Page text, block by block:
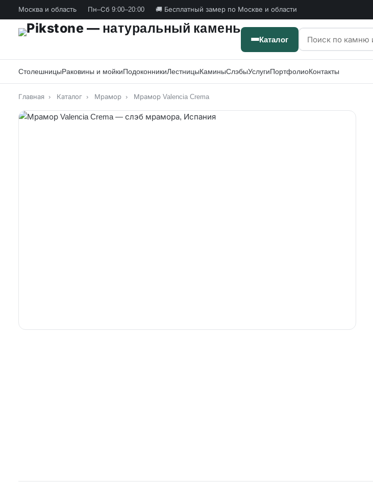
Москва и область Пн–Сб 9:00–20:00 🚚 Бесплатный замер по Москве и области
Каталог
СтолешницыРаковины и мойкиПодоконникиЛестницыКаминыСлэбыУслугиПортфолиоКонтакты
Главная › Каталог › Мрамор › Мрамор Valencia Crema